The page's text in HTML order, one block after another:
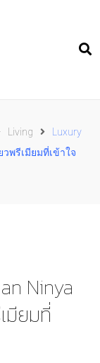
Living
Luxury
วพรีเมียมที่เข้าใจ
Ninya
มียมที่